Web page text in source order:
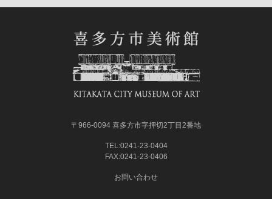
〒966-0094 喜多方市字押切2丁目2番地
TEL:0241-23-0404
FAX:0241-23-0406
お問い合わせ